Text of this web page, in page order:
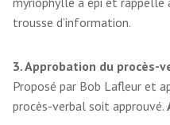
trousse d’information.
3. Approbation du procès-
Proposé par Bob Lafleur et
procès-verbal soit approuvé.